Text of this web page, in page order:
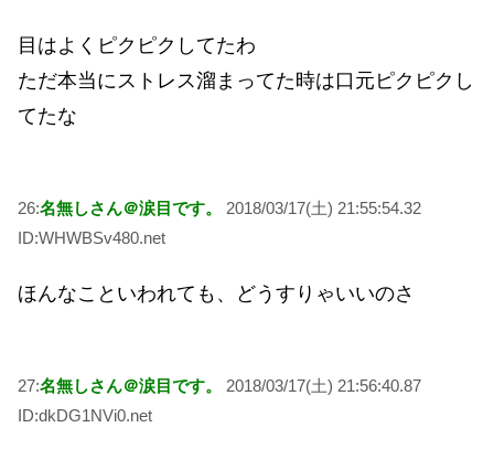
目はよくピクピクしてたわ
ただ本当にストレス溜まってた時は口元ピクピクし
てたな
26:名無しさん＠涙目です。
2018/03/17(土) 21:55:54.32
ID:WHWBSv480.net
ほんなこといわれても、どうすりゃいいのさ
27:名無しさん＠涙目です。
2018/03/17(土) 21:56:40.87
ID:dkDG1NVi0.net